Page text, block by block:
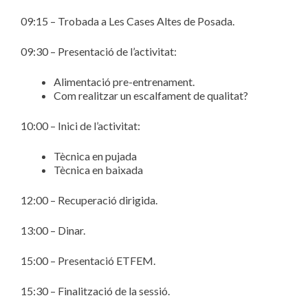
09:15 – Trobada a Les Cases Altes de Posada.
09:30 – Presentació de l’activitat:
Alimentació pre-entrenament.
Com realitzar un escalfament de qualitat?
10:00 – Inici de l’activitat:
Tècnica en pujada
Tècnica en baixada
12:00 – Recuperació dirigida.
13:00 – Dinar.
15:00 – Presentació ETFEM.
15:30 – Finalització de la sessió.